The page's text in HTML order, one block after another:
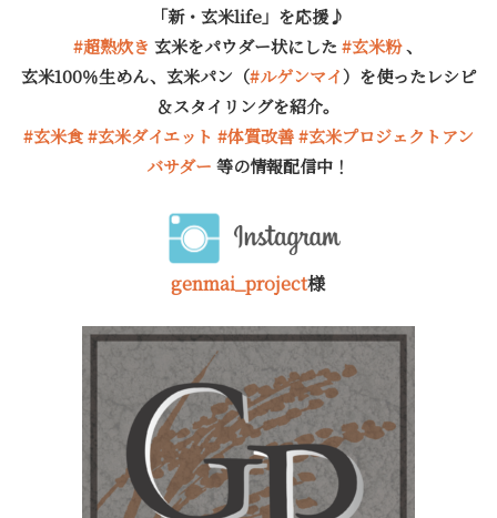
「新・玄米life」を応援♪
#超熟炊き 玄米をパウダー状にした#玄米粉、
玄米100％生めん、玄米パン（#ルゲンマイ）を使ったレシピ
＆スタイリングを紹介。
#玄米食#玄米ダイエット #体質改善#玄米プロジェクトアン
バサダー 等の情報配信中！
genmai_project様